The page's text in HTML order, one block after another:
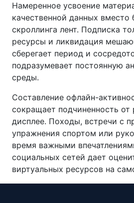
Намеренное усвоение
качественной данных вместо
скроллинга лент. Подписка
ресурсы и ликвидация
сберегает период и
подразумевает постоянную
среды.
Составление офлайн-
сокращает подчиненность от
дисплее. Походы, встречи с
упражнения спортом или
время важными
социальных сетей дает
виртуальных ресурсов на